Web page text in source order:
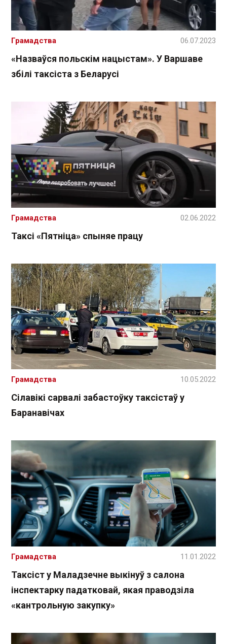
«Назваўся польскім нацыстам». У Варшаве
збілі таксіста з Беларусі
Грамадства 06.07.2023
Таксі «Пятніца» спыняе працу
Грамадства 02.06.2022
Сілавікі сарвалі забастоўку таксістаў у
Баранавічах
Грамадства 10.05.2022
Таксіст у Маладзечне выкінуў з салона
інспектарку падатковай, якая праводзіла
«кантрольную закупку»
Грамадства 11.01.2022